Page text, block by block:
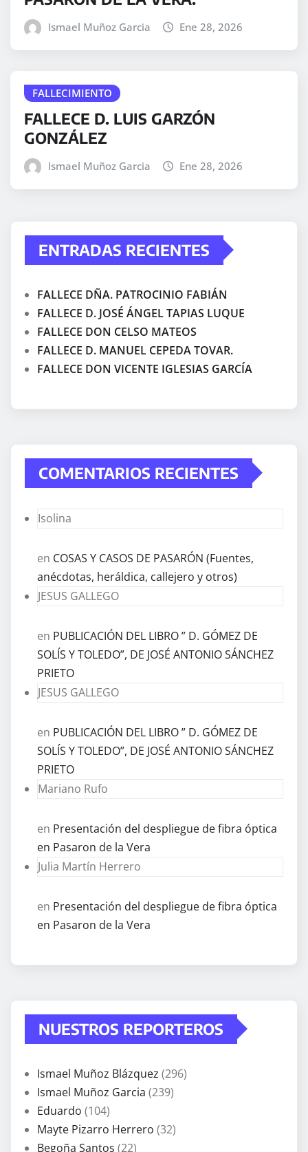
Ismael Muñoz Garcia Ene 28, 2026
FALLECIMIENTO
FALLECE D. LUIS GARZÓN
GONZÁLEZ
Ismael Muñoz Garcia Ene 28, 2026
ENTRADAS RECIENTES
FALLECE DÑA. PATROCINIO FABIÁN
FALLECE D. JOSÉ ÁNGEL TAPIAS LUQUE
FALLECE DON CELSO MATEOS
FALLECE D. MANUEL CEPEDA TOVAR.
FALLECE DON VICENTE IGLESIAS GARCÍA
COMENTARIOS RECIENTES
Isolina
en COSAS Y CASOS DE PASARÓN (Fuentes,
anécdotas, heráldica, callejero y otros)
JESUS GALLEGO
en PUBLICACIÓN DEL LIBRO ” D. GÓMEZ DE
SOLÍS Y TOLEDO”, DE JOSÉ ANTONIO SÁNCHEZ
PRIETO
JESUS GALLEGO
en PUBLICACIÓN DEL LIBRO ” D. GÓMEZ DE
SOLÍS Y TOLEDO”, DE JOSÉ ANTONIO SÁNCHEZ
PRIETO
Mariano Rufo
en Presentación del despliegue de fibra óptica
en Pasaron de la Vera
Julia Martín Herrero
en Presentación del despliegue de fibra óptica
en Pasaron de la Vera
NUESTROS REPORTEROS
Ismael Muñoz Blázquez (296)
Ismael Muñoz Garcia (239)
Eduardo (104)
Mayte Pizarro Herrero (32)
Begoña Santos (22)